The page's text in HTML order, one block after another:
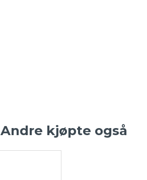
Andre kjøpte også